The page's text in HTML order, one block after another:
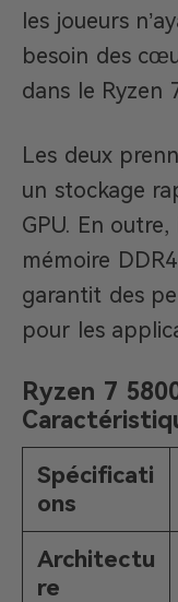
les joueurs
besoin des
dans le Ryzen
Les deux
un stockage
GPU. En
mémoire
garantit des
pour les
Ryzen 7
Spécificati
ons
Architectu
re